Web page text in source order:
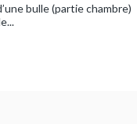
bulle (partie chambre)